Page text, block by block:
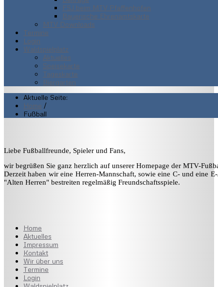
FSJ beim MTV Pfaffenhofen
Bayerische Ehrenamtskarte
MTV Downloads
Termine
Login
Waldspielplatz
Aktuelles
Speisekarte
Tageskarte
Biergarten
Aktuelle Seite:
Home /
Fußball
Liebe Fußballfreunde, Spieler und Fans,
wir begrüßen Sie ganz herzlich auf unserer Homepage der MTV-
Derzeit haben wir eine Herren-Mannschaft, sowie eine C- und eine
"Alten Herren" bestreiten regelmäßig Freundschaftsspiele.
Home
Aktuelles
Impressum
Kontakt
Wir über uns
Termine
Login